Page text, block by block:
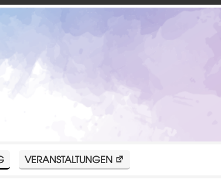
VERANSTALTUNGEN